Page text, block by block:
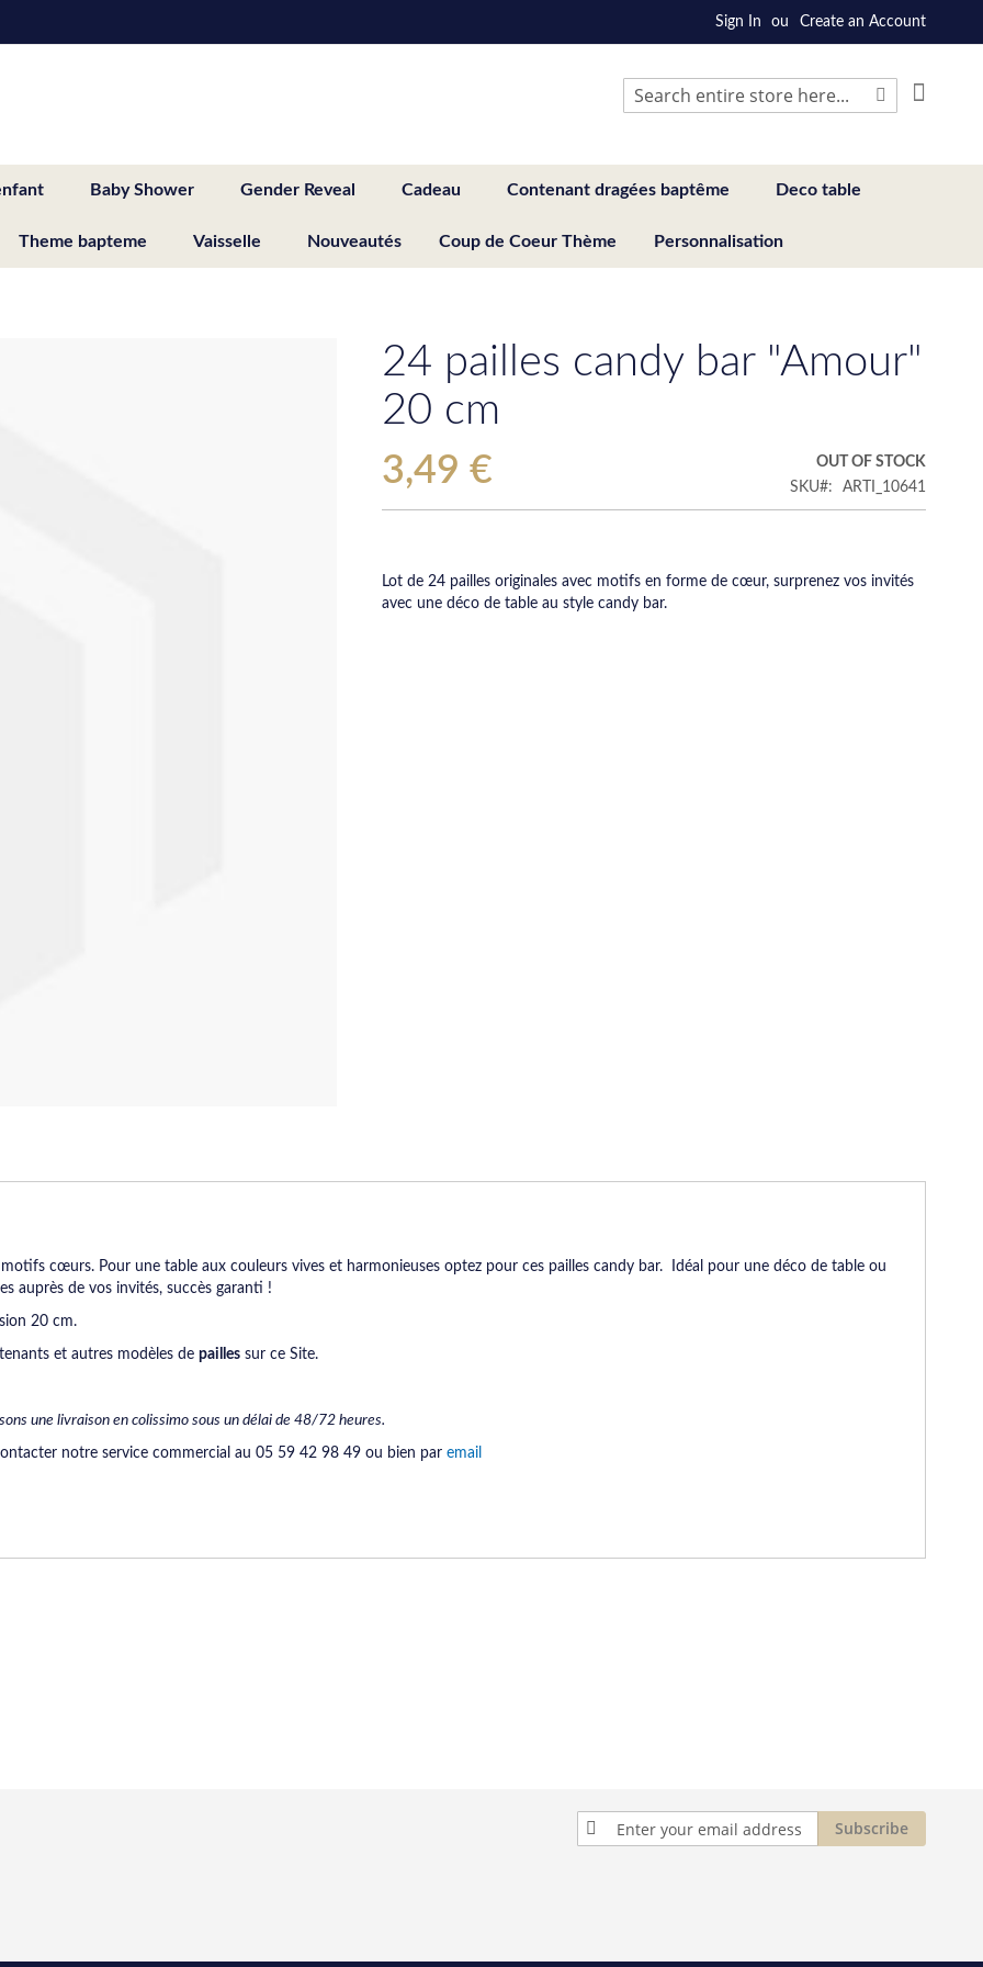
Sign In Create an Account
Search
Baby Shower Gender Reveal Cadeau Contenant dragées baptême Deco table
Theme bapteme Vaisselle Nouveautés Coup de Coeur Thème Personnalisation
24 pailles candy bar "Amour"
20 cm
3,49 €
OUT OF STOCK
SKU
ARTI_10641
Lot de 24 pailles originales avec motifs en forme de cœur, surprenez vos invités
avec une déco de table au style candy bar.
cœurs. Pour une table aux couleurs vives et harmonieuses optez pour ces pailles candy bar. Idéal pour une déco de table ou
auprès de vos invités, succès garanti !
20 cm.
et autres modèles de pailles sur ce Site.
une livraison en colissimo sous un délai de 48/72 heures.
notre service commercial au 05 59 42 98 49 ou bien par email
Sign
Up
Subscribe